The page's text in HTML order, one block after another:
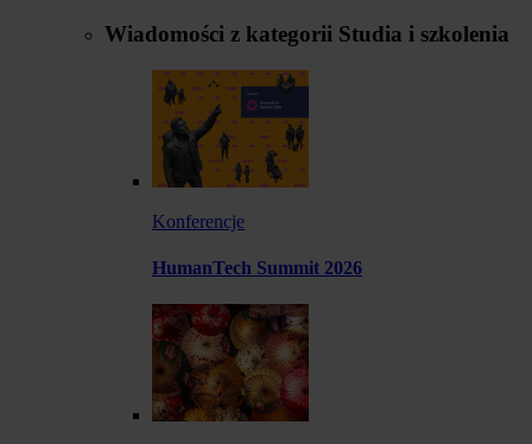
Wiadomości z kategorii Studia i szkolenia
Konferencje
HumanTech Summit 2026